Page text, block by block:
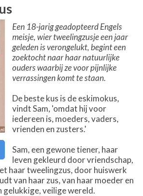
Een 18-jarig geadopteerd Engels
meisje, wier tweelingzusje een jaar
geleden is verongelukt, begint een
zoektocht naar haar natuurlijke
ouders waarbij ze voor pijnlijke
verrassingen komt te staan.
De beste kus is de eskimokus,
vindt Sam, 'omdat hij voor
iedereen is, moeders, vaders,
vrienden en zusters.'
Sam, een gewone tiener, haar
leven gekleurd door vriendschap,
haar tweelingzus, door huiswerk
van haar zus, van haar moeder en
gelukkige, veilige wereld.